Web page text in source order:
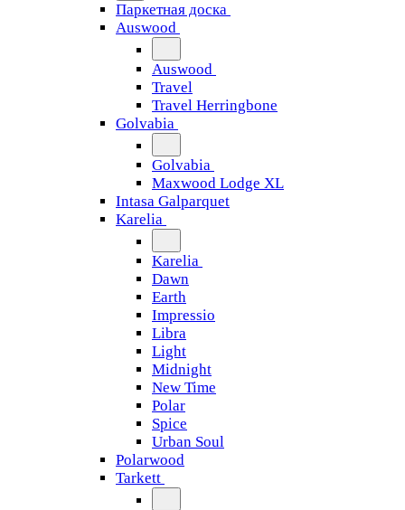
Паркетная доска
Auswood
Auswood
Travel
Travel Herringbone
Golvabia
Golvabia
Maxwood Lodge XL
Intasa Galparquet
Karelia
Karelia
Dawn
Earth
Impressio
Libra
Light
Midnight
New Time
Polar
Spice
Urban Soul
Polarwood
Tarkett